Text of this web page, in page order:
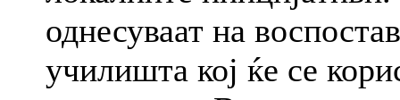
однесуваат на
училишта кој ќе се